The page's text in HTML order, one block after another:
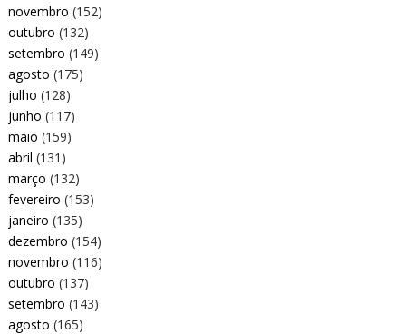
novembro (152)
outubro (132)
setembro (149)
agosto (175)
julho (128)
junho (117)
maio (159)
abril (131)
março (132)
fevereiro (153)
janeiro (135)
dezembro (154)
novembro (116)
outubro (137)
setembro (143)
agosto (165)